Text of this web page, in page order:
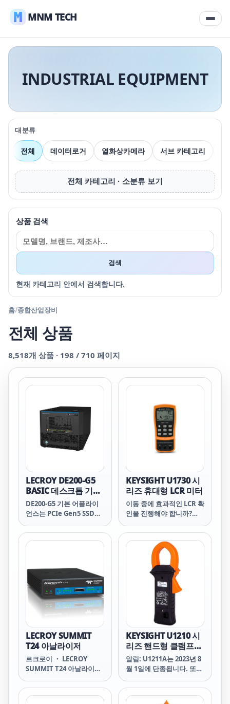
MNM TECH
INDUSTRIAL EQUIPMENT
대분류
전체 데이터로거 열화상카메라 서브 카테고리
전체 카테고리 · 소분류 보기
상품 검색
검색
현재 카테고리 안에서 검색합니다.
홈/종합산업장비
전체 상품
8,518개 상품 · 198 / 710 페이지
LECROY DE200-G5
BASIC 데스크톱 기기
PCI Express® Gen5
용
DE200-G5 기본 어플라이
언스는 PCIe Gen5 SSD를
스트 팀에 이상적입니다.
하나의 옵션에 연결할 수
E3.S 또는 EDSFF E1.S/L
SSD를 테스트하기 위한 3
베이 플러그인 모듈. 그만
큼 OakGate 8베이 플러그
인 모듈은 교체가 가능하므
로 필요한 SSD 형식에 맞게
어플라이언스를 수정할 수
있습니다. Desktop
Appliance는 다음에 의해
구동됩니다. OakGate 업
계에서 가장 앞선 스토리지
테스트 소프트웨어인
SVF(Storage Validation
Framework) 엔진.
KEYSIGHT U1730 시
리즈 휴대형 LCR 미터
이동 중에 효과적인 LCR 확
인을 진행해야 합니까?
스 미터는 최대 25개의 상
한/하한 집합을 통해 전자
장치 어셈블리 및 패시브
콤포넌트 문제 해결과 관련
된 추가 역량과 기능을 제
LECROY SUMMIT
T24 아날라이저
르크로이 ・ LECROY
SUMMIT T24 아날라이저
SmSummmit mmit™
T24 Protocol Anal er
KEYSIGHT U1210 시
리즈 핸드형 클램프미
터
알림: U1211A는 2023년 8
월 1일에 단종됩니다. 또한
2024년 6월 1일에 단종됩
니다.